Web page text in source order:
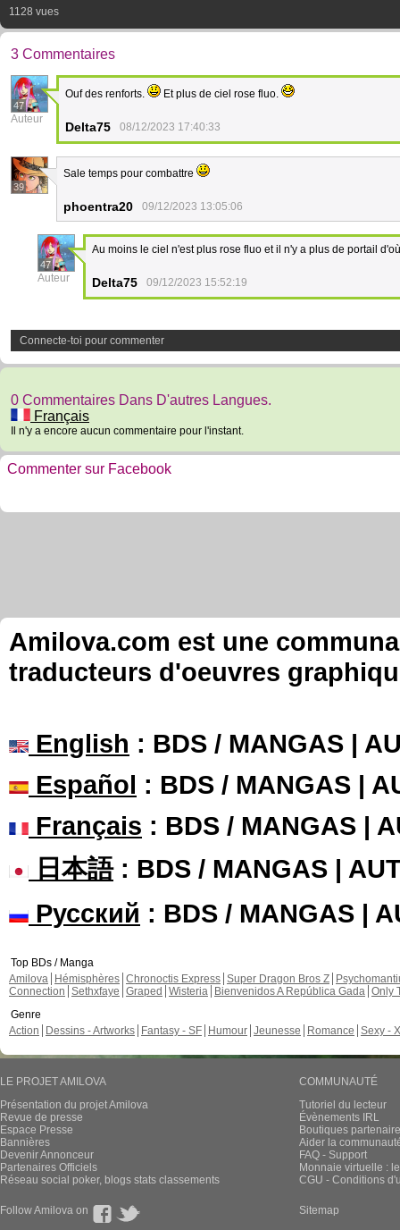
1128 vues
3 Commentaires
47
Auteur
Ouf des renforts. Et plus de ciel rose fluo.
Delta75 08/12/2023 17:40:33
39
Sale temps pour combattre
phoentra20 09/12/2023 13:05:06
47
Auteur
Au moins le ciel n'est plus rose fluo et il n'y a plus de portail
Delta75 09/12/2023 15:52:19
Connecte-toi pour commenter
0 Commentaires Dans D'autres Langues.
Français
Il n'y a encore aucun commentaire pour l'instant.
Commenter sur Facebook
Amilova.com est une
traducteurs d'oeuvres
English : BDS / MANGAS |
Español : BDS / MANGAS |
Français : BDS / MANGAS |
日本語: BDS / MANGAS |
Русский : BDS / MANGAS |
Top BDs / Manga
Amilova
Hémisphères Chronoctis Express Super Dragon Bros Z
Connection Sethxfaye Graped Wisteria Bienvenidos A República Gada Only
Genre
Action
Dessins - Artworks Fantasy - SF Humour Jeunesse Romance Sexy -
LE PROJET AMILOVA
Présentation du projet Amilova
Revue de presse
Espace Presse
Bannières
Devenir Annonceur
Partenaires Officiels
Réseau social poker, blogs stats classements
COMMUNAUTÉ
Tutoriel du lecteur
Évènements IRL
Boutiques
Aider la
FAQ - Support
Monnaie virtuelle :
CGU - Conditions
Follow Amilova on Sitemap